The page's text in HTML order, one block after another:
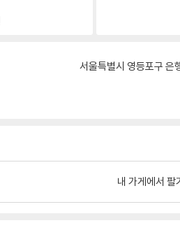
서울특별시 영등포구 은
내 가게에서 팔